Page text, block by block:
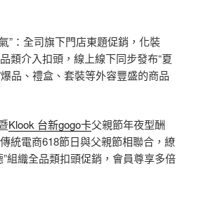
”：全司旗下門店東題促銷，化裝
類介入扣頭，線上線下同步發布“夏
爆品、禮盒、套裝等外容豐盛的商品
Klook 台新gogo卡父親節年夜型酬
統電商618節日與父親節相聯合，繚
組織全品類扣頭促銷，會員尊享多倍